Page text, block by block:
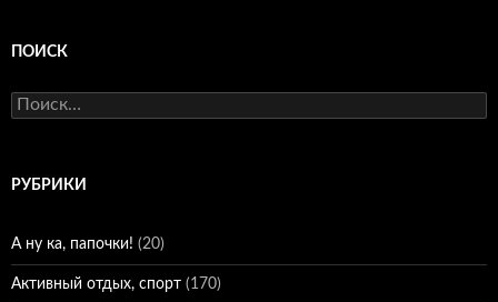
ПОИСК
Найти:
РУБРИКИ
А ну ка, папочки! (20)
Активный отдых, спорт (170)